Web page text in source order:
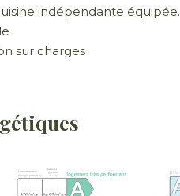
indépendante équipée.
sur charges